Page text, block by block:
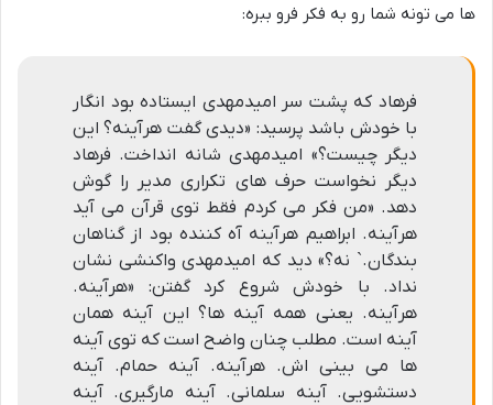
ها می تونه شما رو به فکر فرو ببره:
فرهاد که پشت سر امیدمهدى ایستاده بود انگار
با خودش باشد پرسید: «دیدى گفت هرآینه؟ این
دیگر چیست؟» امیدمهدى شانه انداخت. فرهاد
دیگر نخواست حرف هاى تکرارى مدیر را گوش
دهد. «من فکر مى کردم فقط توى قرآن مى آید
هرآینه. ابراهیم هرآینه آه کننده بود از گناهان
بندگان.` نه؟» دید که امیدمهدى واکنشى نشان
نداد. با خودش شروع کرد گفتن: «هرآینه.
هرآینه. یعنى همه آینه ها؟ این آینه همان
آینه است. مطلب چنان واضح است که توى آینه
ها مى بینى اش. هرآینه. آینه حمام. آینه
دستشویى. آینه سلمانى. آینه مارگیرى. آینه